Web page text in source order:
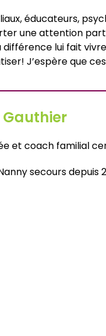
éducateurs,
une attention
différence lui fait
J’espère que
et coach familial
secours depuis